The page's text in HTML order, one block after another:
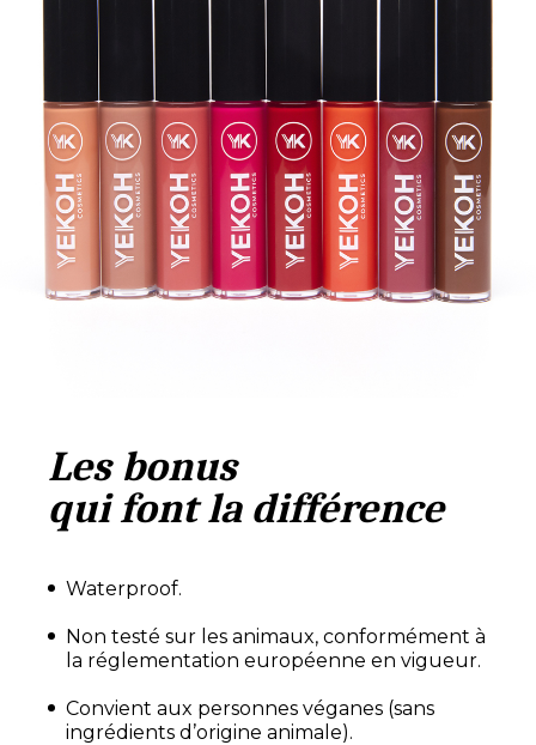
Les bonus
qui font la différence
Waterproof.
Non testé sur les animaux, conformément à
la réglementation européenne en vigueur.
Convient aux personnes véganes (sans
ingrédients d’origine animale).